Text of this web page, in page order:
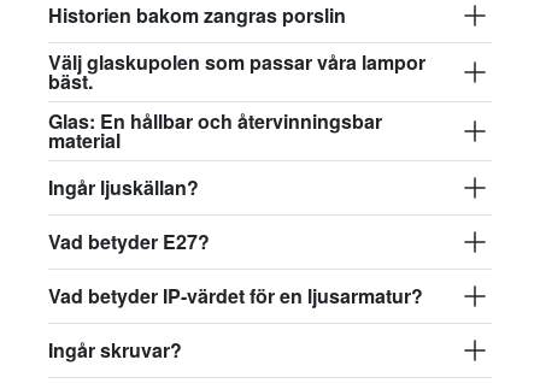
Historien bakom zangras porslin
Välj glaskupolen som passar våra lampor
bäst.
Glas: En hållbar och återvinningsbar
material
Ingår ljuskällan?
Vad betyder E27?
Vad betyder IP-värdet för en ljusarmatur?
Ingår skruvar?